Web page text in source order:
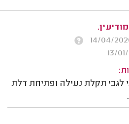
לגבי תקלת נעילה ופתיחת דלת